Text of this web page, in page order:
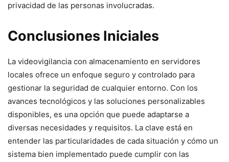
privacidad de las personas involucradas.
Conclusiones Iniciales
La videovigilancia con almacenamiento en servidores
locales ofrece un enfoque seguro y controlado para
gestionar la seguridad de cualquier entorno. Con los
avances tecnológicos y las soluciones personalizables
disponibles, es una opción que puede adaptarse a
diversas necesidades y requisitos. La clave está en
entender las particularidades de cada situación y cómo un
sistema bien implementado puede cumplir con las